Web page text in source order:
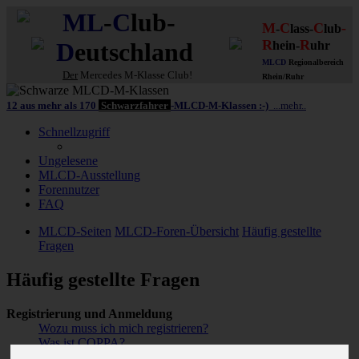
ML-Club-
Deutschland
Der Mercedes M-Klasse Club!
M-Class-Club-
Rhein-Ruhr
MLCD Regionalbereich
Rhein/Ruhr
12 aus mehr als 170 Schwarzfahrer -MLCD-M-Klassen :-) ...mehr..
Schnellzugriff
Ungelesene
MLCD-Ausstellung
Forennutzer
FAQ
MLCD-Seiten MLCD-Foren-Übersicht Häufig gestellte
Fragen
Häufig gestellte Fragen
Registrierung und Anmeldung
Wozu muss ich mich registrieren?
Was ist COPPA?